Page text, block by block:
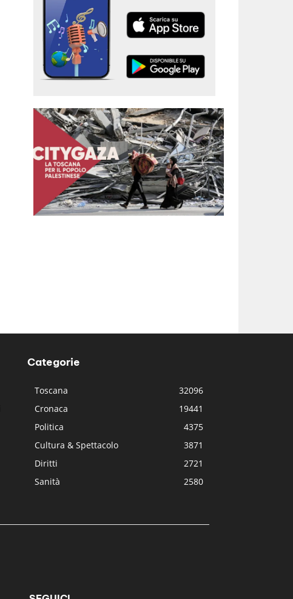
Categorie
Toscana
32096
Cronaca
19441
Politica
4375
Cultura & Spettacolo
3871
Diritti
2721
Sanità
2580